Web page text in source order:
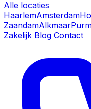
Alle locaties
HaarlemAmsterdam
ZaandamAlkmaar
Zakelijk Blog Contact